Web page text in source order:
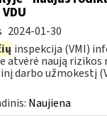
2024-01-30
inspekcija (VMI)
atvėrė naują rizikos
darbo užmokestį
Naujiena